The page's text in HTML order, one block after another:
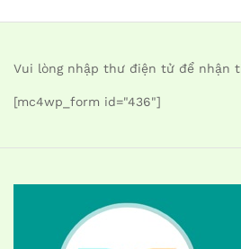
Vui lòng nhập thư điện tử để nhận
[mc4wp_form id="436"]